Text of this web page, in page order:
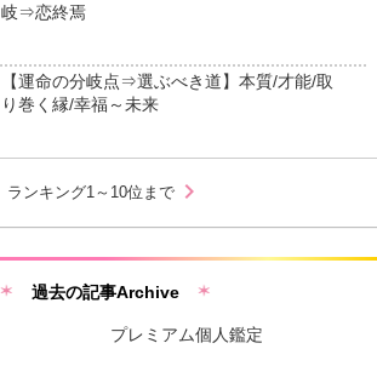
岐⇒恋終焉
【運命の分岐点⇒選ぶべき道】本質/才能/取
り巻く縁/幸福～未来
ランキング1～10位まで chevron_right
過去の記事Archive
プレミアム個人鑑定